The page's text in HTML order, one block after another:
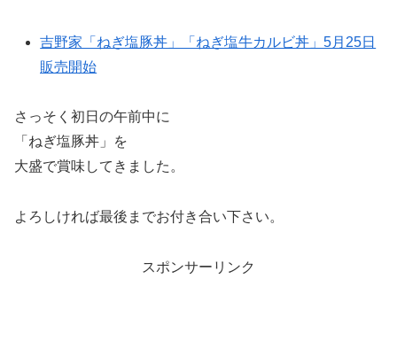
吉野家「ねぎ塩豚丼」「ねぎ塩牛カルビ丼」5月25日
販売開始
さっそく初日の午前中に
「ねぎ塩豚丼」を
大盛で賞味してきました。
よろしければ最後までお付き合い下さい。
スポンサーリンク